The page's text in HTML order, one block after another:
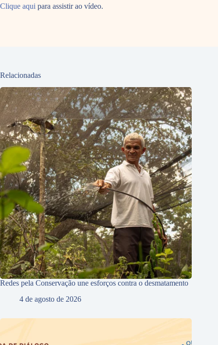
Clique aqui para assistir ao vídeo.
Relacionadas
Redes pela Conservação une esforços contra o desmatamento
4 de agosto de 2026